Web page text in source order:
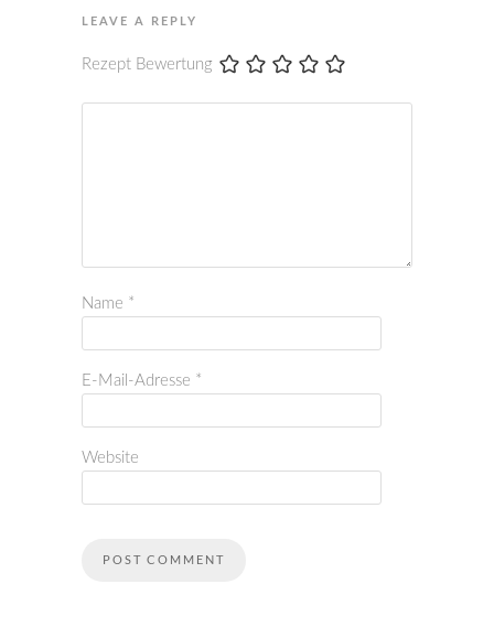
LEAVE A REPLY
Rezept Bewertung
Name *
E-Mail-Adresse *
Website